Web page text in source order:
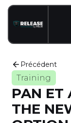
Précédent
Training
PAN ET
THE